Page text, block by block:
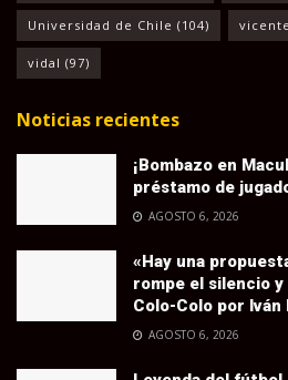
Universidad de Chile (104)
vidal (97)
Noticias recientes
¡Bombazo en
préstamo de
AGOSTO 6, 2026
«Hay una
rompe el silencio
Colo-Colo por Iván
AGOSTO 6, 2026